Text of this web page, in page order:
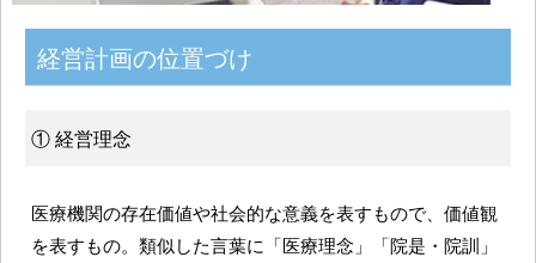
経営計画の位置づけ
① 経営理念
医療機関の存在価値や社会的な意義を表すもので、価値観
を表すもの。類似した言葉に「医療理念」「院是・院訓」